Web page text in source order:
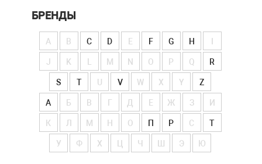
БРЕНДЫ
A B C D E F G H
J K M N O P Q R
S T V W X Y Z
А Б В Г Д Е Ж З И
К Л М Н О П Р С Т
У Ф Х Ч Э Ю